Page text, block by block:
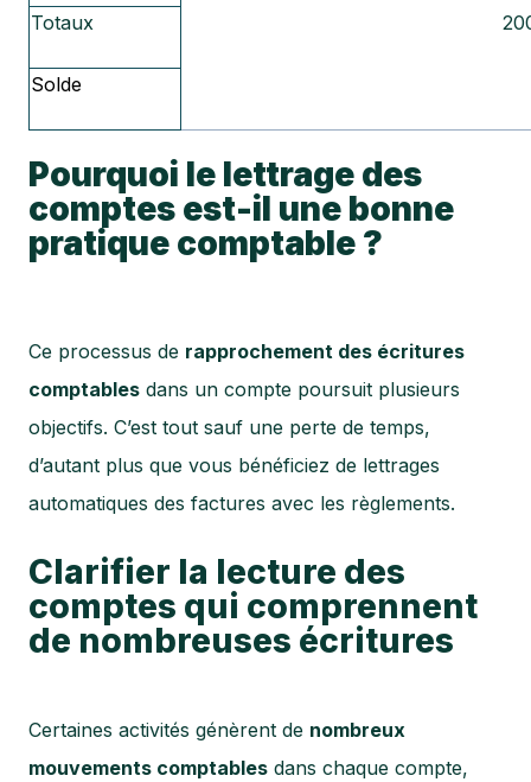
Totaux
Solde
Pourquoi le lettrage des
comptes est-il une bonne
pratique comptable ?
Ce processus de rapprochement des écritures
comptables dans un compte poursuit plusieurs
objectifs. C’est tout sauf une perte de temps,
d’autant plus que vous bénéficiez de lettrages
automatiques des factures avec les règlements.
Clarifier la lecture des
comptes qui comprennent
de nombreuses écritures
Certaines activités génèrent de nombreux
mouvements comptables dans chaque compte,